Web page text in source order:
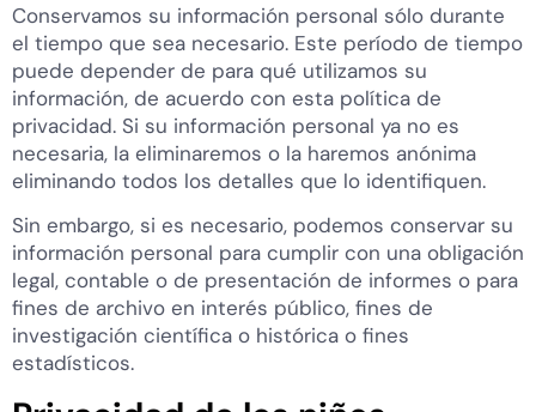
Conservamos su información personal sólo durante
el tiempo que sea necesario. Este período de tiempo
puede depender de para qué utilizamos su
información, de acuerdo con esta política de
privacidad. Si su información personal ya no es
necesaria, la eliminaremos o la haremos anónima
eliminando todos los detalles que lo identifiquen.
Sin embargo, si es necesario, podemos conservar su
información personal para cumplir con una obligación
legal, contable o de presentación de informes o para
fines de archivo en interés público, fines de
investigación científica o histórica o fines
estadísticos.